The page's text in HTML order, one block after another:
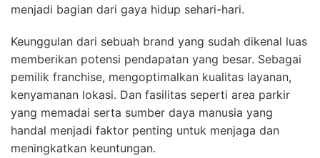
menjadi bagian dari gaya hidup sehari-hari.
Keunggulan dari sebuah brand yang sudah dikenal luas
memberikan potensi pendapatan yang besar. Sebagai
pemilik franchise, mengoptimalkan kualitas layanan,
kenyamanan lokasi. Dan fasilitas seperti area parkir
yang memadai serta sumber daya manusia yang
handal menjadi faktor penting untuk menjaga dan
meningkatkan keuntungan.